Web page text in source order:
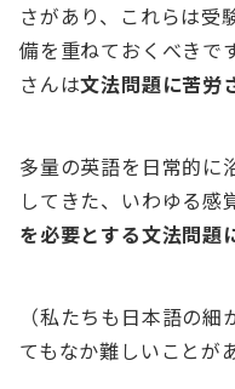
さがあり、これらは受
備を重ねておくべきで
さんは文法問題に苦労
多量の英語を日常的に
してきた、いわゆる
を必要とする文法問題
（私たちも日本語の
てもなか難しいことが